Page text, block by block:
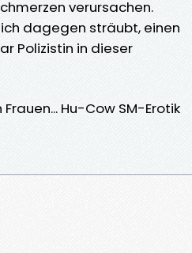
verursachen.
dagegen sträubt, einen
Polizistin in dieser
Hu-Cow SM-Erotik